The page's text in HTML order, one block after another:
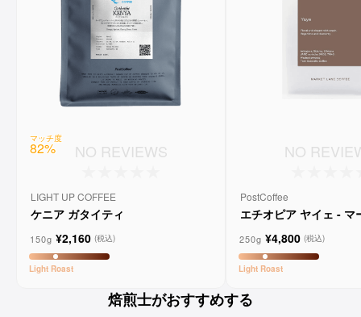
マッチ度
82% NO REVIEWS
LIGHT UP COFFEE
ケニア ガタイティ
150g ¥2,160 (税込)
Light Roast
NO
PostCoffee
エチオピア ヤイェ - マ
250g ¥4,800 (税込)
Light Roast
焙煎士がおすすめする